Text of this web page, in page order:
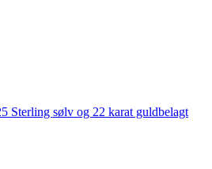
Sterling sølv og 22 karat guldbelagt